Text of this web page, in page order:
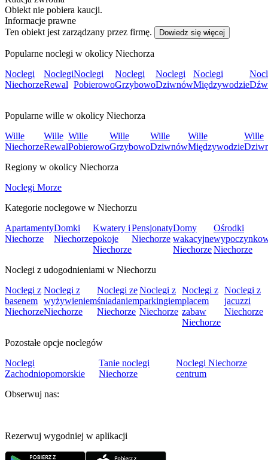
Obiekt nie pobiera kaucji.
Informacje prawne
Ten obiekt jest zarządzany przez firmę.
Dowiedz się więcej
Popularne noclegi w okolicy Niechorza
Noclegi
Niechorze
Noclegi
Rewal
Noclegi
Pobierowo
Noclegi
Grzybowo
Noclegi
Dziwnów
Noclegi
Międzywodzie
Popularne wille w okolicy Niechorza
Wille
Niechorze
Wille
Rewal
Wille
Pobierowo
Wille
Grzybowo
Wille
Dziwnów
Wille
Międzywodzie
Wille
Regiony w okolicy Niechorza
Noclegi Morze
Kategorie noclegowe w Niechorzu
Apartamenty
Niechorze
Domki
Niechorze
Kwatery i
pokoje
Niechorze
Pensjonaty
Niechorze
Domy
wakacyjne
Niechorze
Ośrodki
Niechorze
Noclegi z udogodnieniami w Niechorzu
Noclegi z
basenem
Niechorze
Noclegi z
wyżywieniem
Niechorze
Noclegi ze
śniadaniem
Niechorze
Noclegi z
parkingiem
Niechorze
Noclegi z
placem
zabaw
Niechorze
Noclegi z
jacuzzi
Niechorze
Pozostałe opcje noclegów
Noclegi
Zachodniopomorskie
Tanie noclegi
Niechorze
Noclegi Niechorze
centrum
Obserwuj nas:
Rezerwuj wygodniej w aplikacji